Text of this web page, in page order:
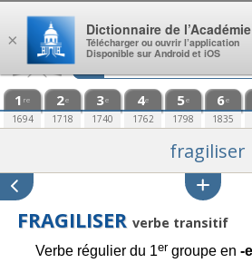
Aller au contenu
1 re
1694
2e
1718
3e
1740
4e
1762
5e
1798
6e
1835
fragiliser
FRAGILISER verbe transitif
Verbe régulier du 1ergroupe en -
×
Dictionnaire de l’Académie
Télécharger ou ouvrir l’application
Disponible sur Android et iOS